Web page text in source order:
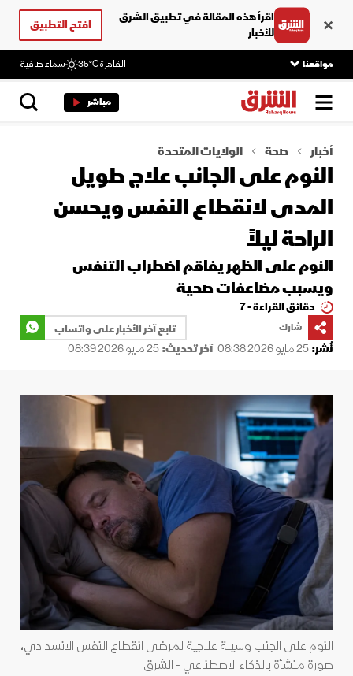
اقرأ هذه المقالة في تطبيق الشرق
للأخبار
افتح التطبيق
مواقعنا القاهرة35°C سماء صافية
مباشر
أخبار صحة الولايات المتحدة
النوم على الجانب علاج طويل
المدى لانقطاع النفس ويحسن
الراحة ليلاً
النوم على الظهر يفاقم اضطراب التنفس
ويسبب مضاعفات صحية
دقائق القراءة - 7
شارك
تابع آخر الأخبار على واتساب
نُشر:25 مايو 2026 08:38 آخر تحديث:25 مايو 2026 08:39
النوم على الجنب وسيلة علاجية لمرضى انقطاع النفس الانسدادي،
صورة منشأة بالذكاء الاصطناعي - الشرق